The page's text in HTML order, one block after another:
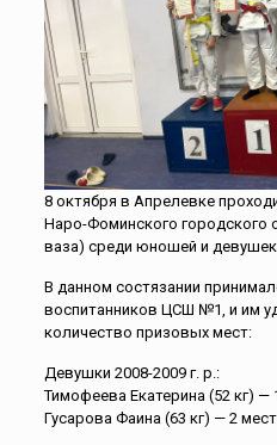
8 октября в Апрелевке
Наро-Фоминского городского
ваза) среди юношей и девушек
В данном состязании
воспитанников ЦСШ №1, и им
количество призовых мест:
Девушки 2008-2009 г. р.:
Тимофеева Екатерина (52 кг) —
Гусарова Фаина (63 кг) — 2